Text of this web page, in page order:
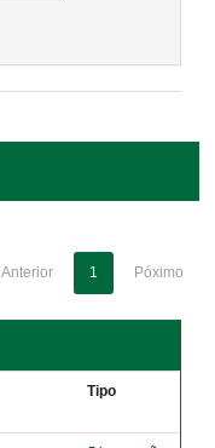
Anterior 1 Póximo
Tipo